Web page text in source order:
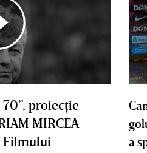
proiecţie
MIRCEA
Filmului
a